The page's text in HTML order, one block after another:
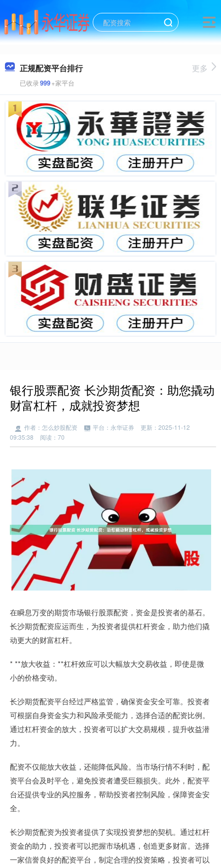
正规配资平台排行
已收录999+家平台
更多
银行股票配资 长沙期货配资：助您撬动
财富杠杆，成就投资梦想
作者：怎么炒股配资 平台：永华证券
更新：2025-11-12
09:35:38
阅读：70
在瞬息万变的期货市场银行股票配资，资金是投资者的基石。
长沙期货配资应运而生，为投资者提供杠杆资金，助力他们撬
动更大的财富杠杆。
* **放大收益：**杠杆效应可以大幅放大交易收益，即使是微
小的价格变动。
长沙期货配资平台经过严格监管，确保资金安全可靠。投资者
可根据自身资金实力和风险承受能力，选择合适的配资比例。
通过杠杆资金的放大，投资者可以扩大交易规模，提升收益潜
力。
配资不仅能放大收益，还能降低风险。当市场行情不利时，配
资平台会及时平仓，避免投资者遭受巨额损失。此外，配资平
台还提供专业的风控服务，帮助投资者控制风险，保障资金安
全。
长沙期货配资为投资者提供了实现投资梦想的契机。通过杠杆
资金的助力，投资者可以把握市场机遇，创造更多财富。选择
一家信誉良好的配资平台，制定合理的投资策略，投资者可以